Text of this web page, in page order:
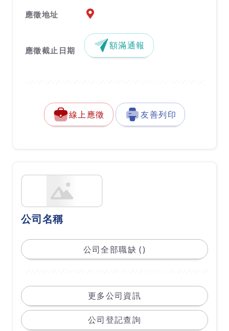
應徵地址 應徵地址地圖『另開新視窗』
應徵截止日期 額滿通報
線上應徵 友善列印
公司名稱
公司全部職缺 ()
更多公司資訊
公司登記查詢